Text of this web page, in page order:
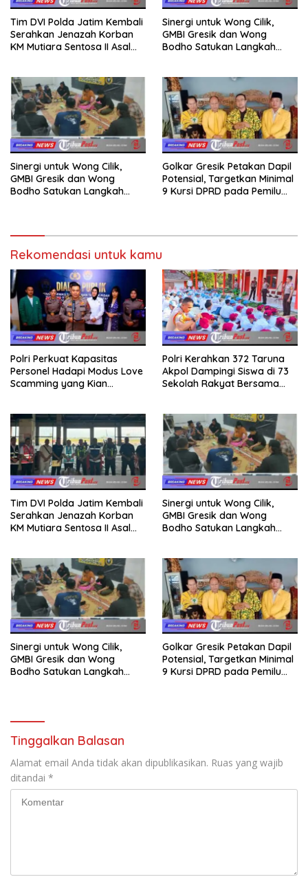
Tim DVI Polda Jatim Kembali
Serahkan Jenazah Korban
KM Mutiara Sentosa II Asal
Sinergi untuk Wong Cilik,
GMBI Gresik dan Wong
Bodho Satukan Langkah
Sinergi untuk Wong Cilik,
GMBI Gresik dan Wong
Bodho Satukan Langkah
Golkar Gresik Petakan Dapil
Potensial, Targetkan Minimal
9 Kursi DPRD pada Pemilu
Rekomendasi untuk kamu
Polri Perkuat Kapasitas
Personel Hadapi Modus Love
Scamming yang Kian
Polri Kerahkan 372 Taruna
Akpol Dampingi Siswa di 73
Sekolah Rakyat Bersama
Tim DVI Polda Jatim Kembali
Serahkan Jenazah Korban
KM Mutiara Sentosa II Asal
Sinergi untuk Wong Cilik,
GMBI Gresik dan Wong
Bodho Satukan Langkah
Sinergi untuk Wong Cilik,
GMBI Gresik dan Wong
Bodho Satukan Langkah
Golkar Gresik Petakan Dapil
Potensial, Targetkan Minimal
9 Kursi DPRD pada Pemilu
Tinggalkan Balasan
Alamat email Anda tidak akan dipublikasikan. Ruas yang wajib
ditandai *